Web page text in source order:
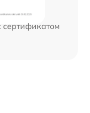
сертификатом